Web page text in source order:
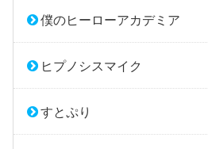
僕のヒーローアカデミア
ヒプノシスマイク
すとぷり